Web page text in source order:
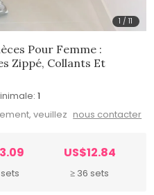
1 /11
Pour Femme :
Zippé, Collants Et
1
veuillez nous contacter
US$12.84
≥ 36 sets